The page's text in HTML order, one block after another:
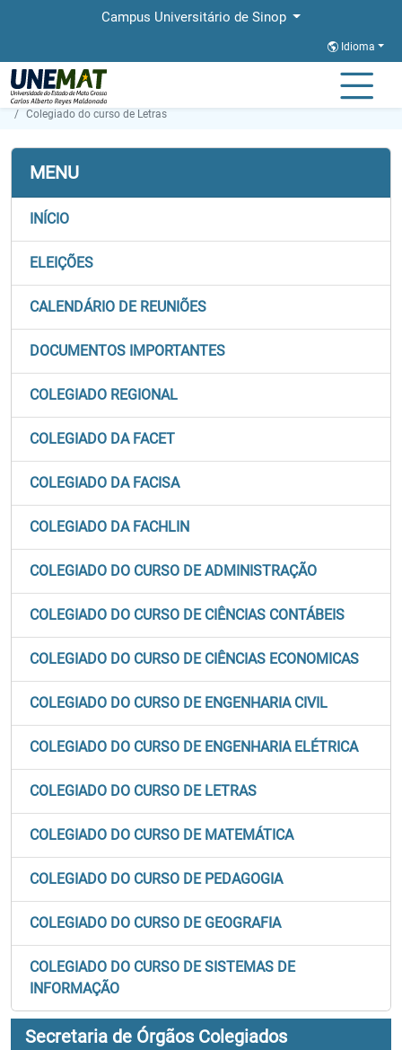
Campus Universitário de Sinop
Idioma
Página Inicial
Colegiado do curso de Letras
MENU
INÍCIO
ELEIÇÕES
CALENDÁRIO DE REUNIÕES
DOCUMENTOS IMPORTANTES
COLEGIADO REGIONAL
COLEGIADO DA FACET
COLEGIADO DA FACISA
COLEGIADO DA FACHLIN
COLEGIADO DO CURSO DE ADMINISTRAÇÃO
COLEGIADO DO CURSO DE CIÊNCIAS CONTÁBEIS
COLEGIADO DO CURSO DE CIÊNCIAS ECONOMICAS
COLEGIADO DO CURSO DE ENGENHARIA CIVIL
COLEGIADO DO CURSO DE ENGENHARIA ELÉTRICA
COLEGIADO DO CURSO DE LETRAS
COLEGIADO DO CURSO DE MATEMÁTICA
COLEGIADO DO CURSO DE PEDAGOGIA
COLEGIADO DO CURSO DE GEOGRAFIA
COLEGIADO DO CURSO DE SISTEMAS DE
INFORMAÇÃO
Secretaria de Órgãos Colegiados